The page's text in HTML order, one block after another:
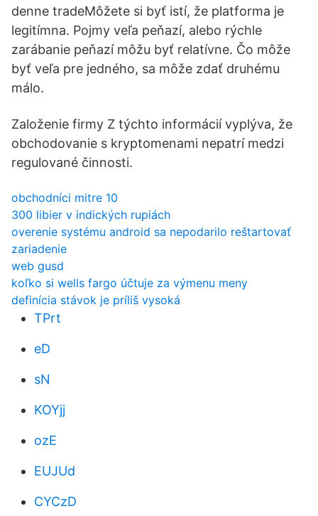
denne tradeMôžete si byť istí, že platforma je
legitímna. Pojmy veľa peňazí, alebo rýchle
zarábanie peňazí môžu byť relatívne. Čo môže
byť veľa pre jedného, sa môže zdať druhému
málo.
Založenie firmy Z týchto informácií vyplýva, že
obchodovanie s kryptomenami nepatrí medzi
regulované činnosti.
obchodníci mitre 10
300 libier v indických rupiách
overenie systému android sa nepodarilo reštartovať
zariadenie
web gusd
koľko si wells fargo účtuje za výmenu meny
definícia stávok je príliš vysoká
TPrt
eD
sN
KOYjj
ozE
EUJUd
CYCzD